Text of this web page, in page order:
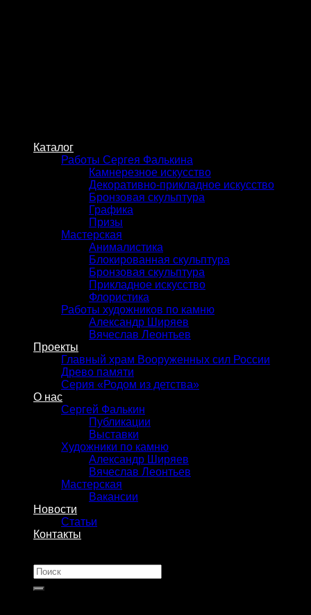
Каталог
Работы Сергея Фалькина
Камнерезное искусство
Декоративно-прикладное искусство
Бронзовая скульптура
Графика
Призы
Мастерская
Анималистика
Блокированная скульптура
Бронзовая скульптура
Прикладное искусство
Флористика
Работы художников по камню
Александр Ширяев
Вячеслав Леонтьев
Проекты
Главный храм Вооруженных сил России
Древо памяти
Серия «Родом из детства»
О нас
Сергей Фалькин
Публикации
Выставки
Художники по камню
Александр Ширяев
Вячеслав Леонтьев
Мастерская
Вакансии
Новости
Статьи
Контакты
Искать: